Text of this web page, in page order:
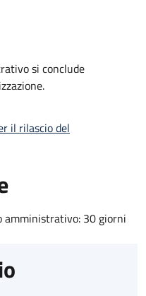
si conclude
il rilascio del
amministrativo: 30 giorni